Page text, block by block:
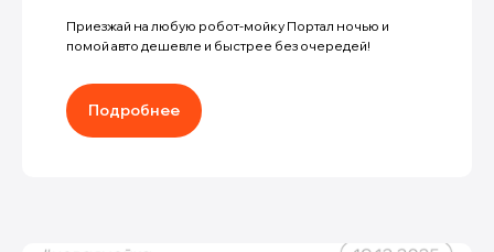
Приезжай на любую робот-мойку Портал ночью и
помой авто дешевле и быстрее без очередей!
Подробнее